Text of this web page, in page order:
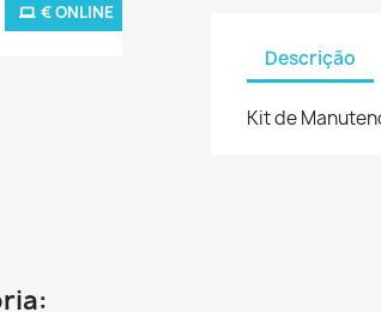
€ ONLINE
Descrição
Kit de